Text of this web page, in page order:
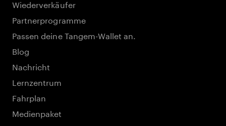
Wiederverkäufer
Partnerprogramme
Passen deine Tangem-Wallet an.
Blog
Nachricht
Lernzentrum
Fahrplan
Medienpaket